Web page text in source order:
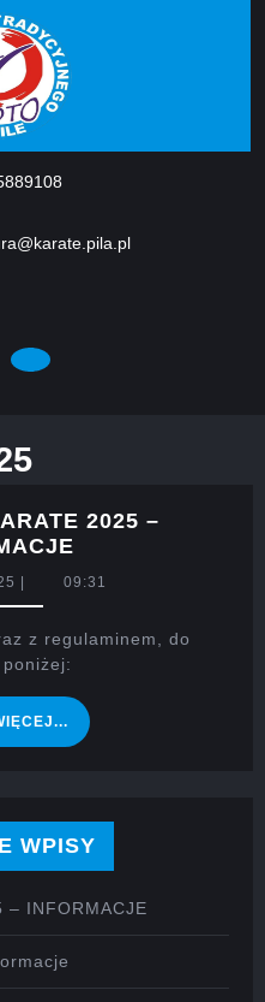
2025 –
LETNI
OBÓZ
–
30
maja
09:31
z regulaminem, do
CZYTAJ
WIĘCEJ...
WPISY
– INFORMACJE